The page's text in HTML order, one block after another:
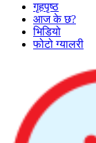
गृहपृष्ठ
आज के छ?
भिडियो
फोटो ग्यालरी